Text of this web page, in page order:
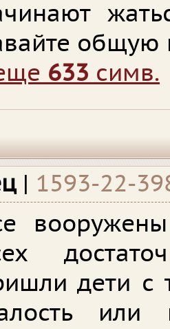
общую
633 симв.
| 1593-22-
дети с
или